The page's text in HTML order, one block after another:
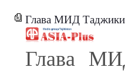
Глава МИД Таджикистана
Глава